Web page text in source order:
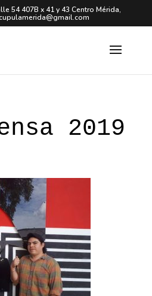
54 407B x 41 y 43 Centro Mérida,
2019